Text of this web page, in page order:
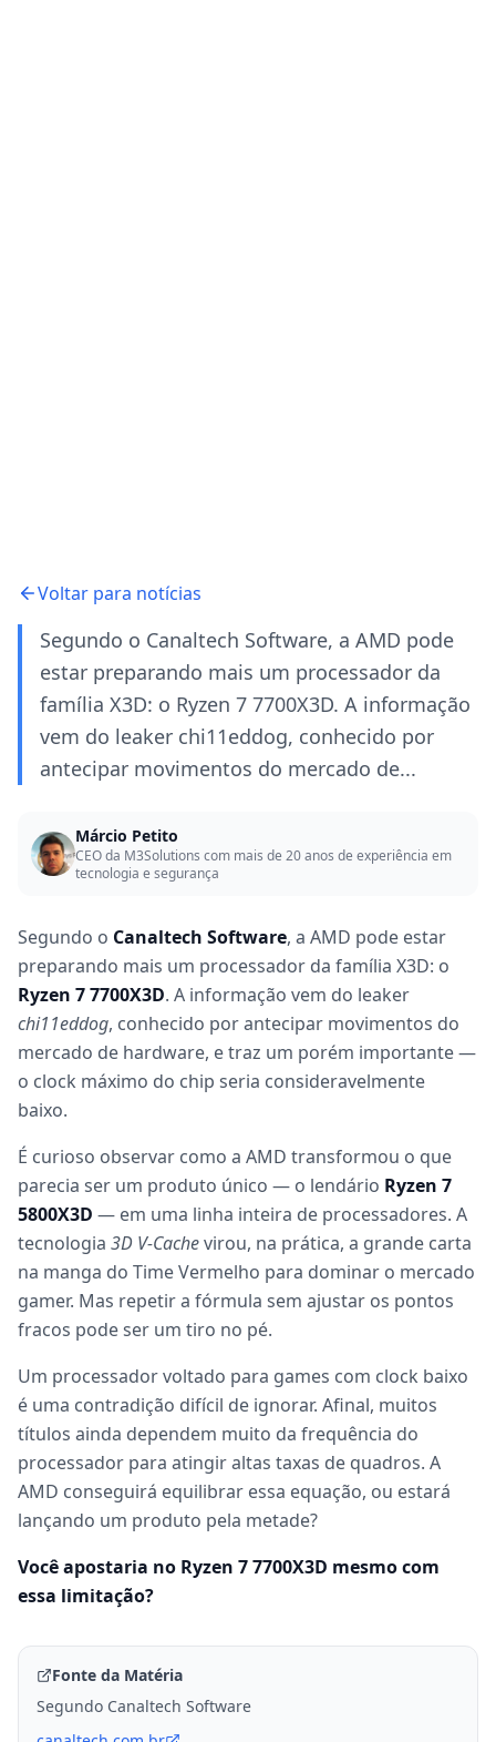
Voltar para notícias
Segundo o Canaltech Software, a AMD pode
estar preparando mais um processador da
família X3D: o Ryzen 7 7700X3D. A informação
vem do leaker chi11eddog, conhecido por
antecipar movimentos do mercado de...
Márcio Petito
CEO da M3Solutions com mais de 20 anos de experiência em
tecnologia e segurança
Segundo o Canaltech Software, a AMD pode estar
preparando mais um processador da família X3D: o
Ryzen 7 7700X3D. A informação vem do leaker
chi11eddog, conhecido por antecipar movimentos do
mercado de hardware, e traz um porém importante —
o clock máximo do chip seria consideravelmente
baixo.
É curioso observar como a AMD transformou o que
parecia ser um produto único — o lendário Ryzen 7
5800X3D — em uma linha inteira de processadores. A
tecnologia 3D V-Cachevirou, na prática, a grande carta
na manga do Time Vermelho para dominar o mercado
gamer. Mas repetir a fórmula sem ajustar os pontos
fracos pode ser um tiro no pé.
Um processador voltado para games com clock baixo
é uma contradição difícil de ignorar. Afinal, muitos
títulos ainda dependem muito da frequência do
processador para atingir altas taxas de quadros. A
AMD conseguirá equilibrar essa equação, ou estará
lançando um produto pela metade?
Você apostaria no Ryzen 7 7700X3D mesmo com
essa limitação?
Fonte da Matéria
Segundo Canaltech Software